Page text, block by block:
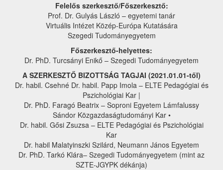
Felelős szerkesztő/Főszerkesztő:
Prof. Dr. Gulyás László – egyetemi tanár
Virtuális Intézet Közép-Európa Kutatására
Szegedi Tudományegyetem
Főszerkesztő-helyettes:
Dr. PhD. Turcsányi Enikő – Szegedi Tudományegyetem
A SZERKESZTŐ BIZOTTSÁG TAGJAI (2021.01.01-től)
Dr. habil. Csehné Dr. habil. Papp Imola – ELTE Pedagógiai és
Pszichológiai Kar |
Dr. PhD. Faragó Beatrix – Soproni Egyetem Lámfalussy
Sándor Közgazdaságtudományi Kar •
Dr. habil. Gősi Zsuzsa – ELTE Pedagógiai és Pszichológiai
Kar
Dr. habil Malatyinszki Szilárd, Neumann János Egyetem
Dr. PhD. Tarkó Klára– Szegedi Tudományegyetem (mint az
SZTE-JGYPK dékánja)